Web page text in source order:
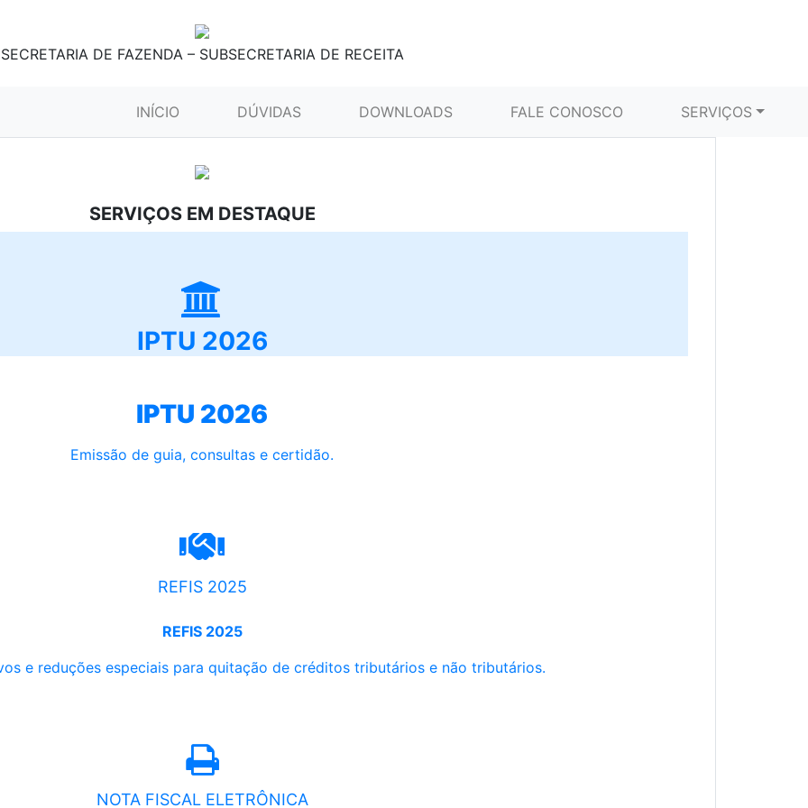
SECRETARIA DE FAZENDA – SUBSECRETARIA DE RECEITA
INÍCIO (CURRENT)DÚVIDAS DOWNLOADS FALE CONOSCO SERVIÇOS
SERVIÇOS EM DESTAQUE
IPTU 2026
IPTU 2026
Emissão de guia, consultas e certidão.
REFIS 2025
REFIS 2025
e reduções especiais para quitação de créditos tributários e não tributários.
NOTA FISCAL ELETRÔNICA